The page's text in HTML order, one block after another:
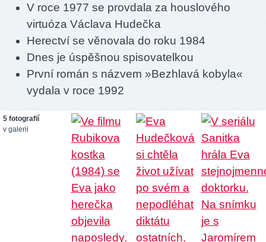
V roce 1977 se provdala za houslového
virtuóza Václava Hudečka
Herectví se věnovala do roku 1984
Dnes je úspěšnou spisovatelkou
První román s názvem »Bezhlavá kobyla«
vydala v roce 1992
5 fotografií
v galerii